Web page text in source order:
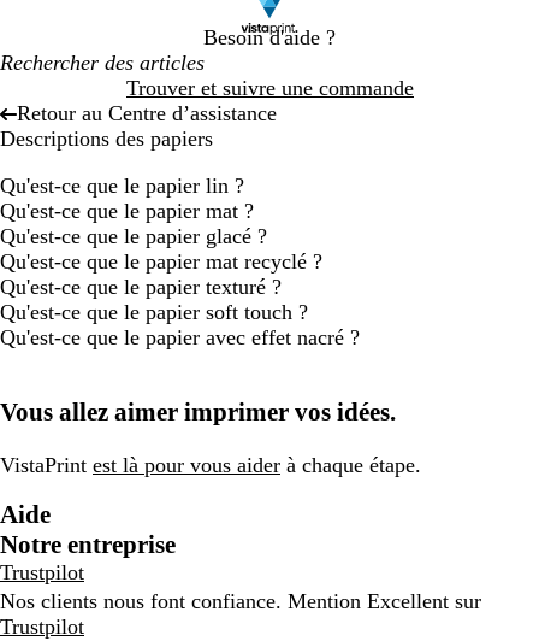
Besoin d'aide ?
Trouver et suivre une commande
Retour au Centre d’assistance
Descriptions des papiers
Qu'est-ce que le papier lin ?
Qu'est-ce que le papier mat ?
Qu'est-ce que le papier glacé ?
Qu'est-ce que le papier mat recyclé ?
Qu'est-ce que le papier texturé ?
Qu'est-ce que le papier soft touch ?
Qu'est-ce que le papier avec effet nacré ?
Vous allez aimer imprimer vos idées.
VistaPrint est là pour vous aider à chaque étape.
Aide
Notre entreprise
Trustpilot
Nos clients nous font confiance. Mention Excellent sur
Trustpilot